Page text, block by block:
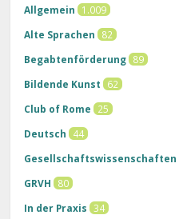
Allgemein
1.009
Alte Sprachen
82
Begabtenförderung 89
Bildende Kunst
62
Club of Rome
25
Deutsch
44
Gesellschaftswissenschaften
GRVH
80
In der Praxis
34